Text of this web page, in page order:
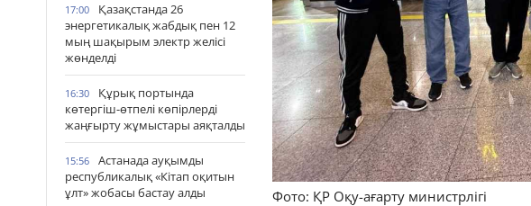
17:00
Қазақстанда 26
энергетикалық жабдық пен 12
мың шақырым электр желісі
жөнделді
16:30
Құрық портында
көтергіш-өтпелі көпірлерді
жаңғырту жұмыстары аяқталды
15:56
Астанада ауқымды
республикалық «Кітап оқитын
ұлт» жобасы бастау алды
Фото: ҚР Оқу-ағарту министрлігі